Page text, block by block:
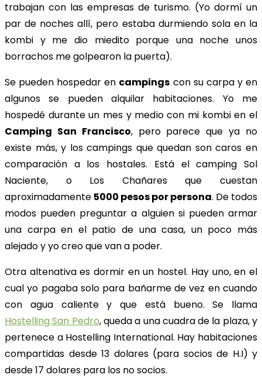
trabajan con las empresas de turismo. (Yo dormí un
par de noches allí, pero estaba durmiendo sola en la
kombi y me dio miedito porque una noche unos
borrachos me golpearon la puerta).
Se pueden hospedar en campings con su carpa y en
algunos se pueden alquilar habitaciones. Yo me
hospedé durante un mes y medio con mi kombi en el
Camping San Francisco, pero parece que ya no
existe más, y los campings que quedan son caros en
comparación a los hostales. Está el camping Sol
Naciente, o Los Chañares que cuestan
aproximadamente 5000 pesos por persona. De todos
modos pueden preguntar a alguien si pueden armar
una carpa en el patio de una casa, un poco más
alejado y yo creo que van a poder.
Otra altenativa es dormir en un hostel. Hay uno, en el
cual yo pagaba solo para bañarme de vez en cuando
con agua caliente y que está bueno. Se llama
Hostelling San Pedro, queda a una cuadra de la plaza, y
pertenece a Hostelling International. Hay habitaciones
compartidas desde 13 dolares (para socios de H.I) y
desde 17 dolares para los no socios.